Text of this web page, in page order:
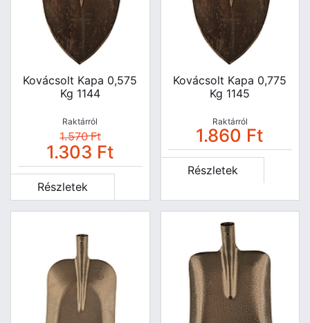
Kovácsolt Kapa 0,575
Kg 1144
Raktárról
1.570Ft
1.303 Ft
Részletek
Kovácsolt Kapa 0,775
Kg 1145
Raktárról
1.860 Ft
Részletek